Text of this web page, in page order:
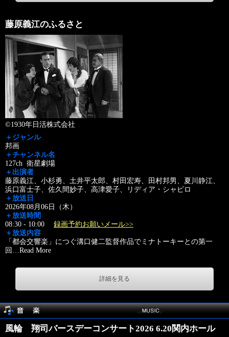
藤原義江のふるさと
©1930年日活株式会社
＋ジャンル
邦画
＋チャンネル名
127ch 衛星劇場
＋出演者
藤原義江、小杉勇、土井平太郎、村田宏寿、田村邦男、夏川静江、
浜口富士子、佐久間妙子、高津愛子、リディア・シャピロ
＋放送日
2026年08月06日（木）
＋放送時間
08:30 - 10:00 録画予約お願いメール>>
＋放送内容
「都会交響楽」につぐ溝口健二監督作品でミナトーキーとの第一
回 …Read More
詳細を見る
風輪 翔司バースデーコンサート2026 6.20関内ホール